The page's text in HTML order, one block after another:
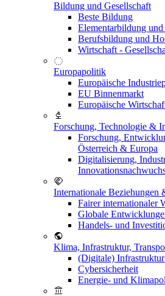
Bildung und Gesellschaft
Beste Bildung
Elementarbildung und
Berufsbildung und
Wirtschaft -
Europapolitik
Europäische
EU Binnenmarkt
Europäische
Forschung, Technologie &
Forschung,
Österreich & Europa
Digitalisierung,
Internationale Beziehungen
Fairer internationaler
Globale
Handels- und
Klima, Infrastruktur,
(Digitale)
Cybersicherheit
Energie- und